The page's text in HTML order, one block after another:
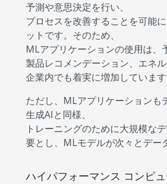
予測や意思決定を行い、
プロセスを改善することを可能
ットです。そのため、
MLアプリケーションの使用は、
製品レコメンデーション、エネル
企業内でも着実に増加しています
ただし、MLアプリケーションも
生成AIと同様、
トレーニングのために大規模な
要とし、MLモデルが次々とデー
ハイパフォーマンス コンピ